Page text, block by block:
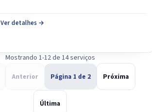
Ver detalhes →
Mostrando 1-12 de 14 serviços
Anterior Página 1 de 2 Próxima
Última